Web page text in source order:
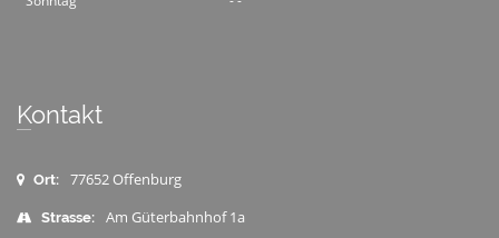
Kontakt
Ort: 77652 Offenburg
Strasse: Am Güterbahnhof 1a